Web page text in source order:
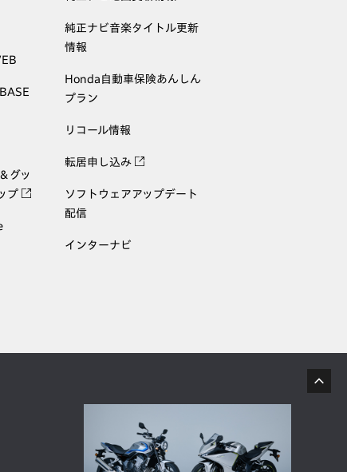
グッ
プ
純正ナビ音楽タイトル更新
情報
Honda自動車保険あんしん
プラン
リコール情報
転居申し込み
ソフトウェアアップデート
配信
インターナビ